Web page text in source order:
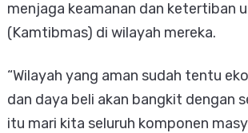
menjaga keamanan dan ketertiban
(Kamtibmas) di wilayah mereka.
“Wilayah yang aman sudah tentu
dan daya beli akan bangkit dengan
itu mari kita seluruh komponen